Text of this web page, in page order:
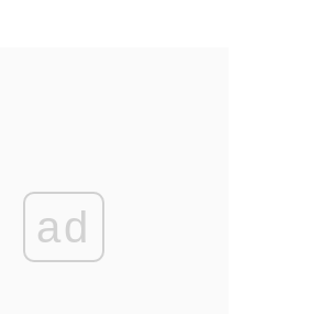
ad